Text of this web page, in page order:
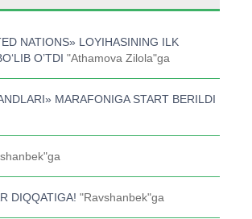
NATIONS» LOYIHASINING ILK
O’TDI "Athamova Zilola"ga
MARAFONIGA START BERILDI
"ga
DIQQATIGA! "Ravshanbek"ga